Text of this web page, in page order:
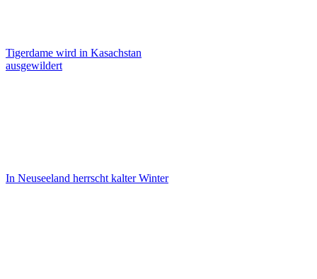
Tigerdame wird in Kasachstan
ausgewildert
In Neuseeland herrscht kalter Winter